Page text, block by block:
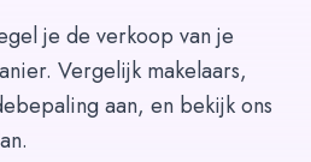
je de verkoop van je
Vergelijk makelaars,
aan, en bekijk ons